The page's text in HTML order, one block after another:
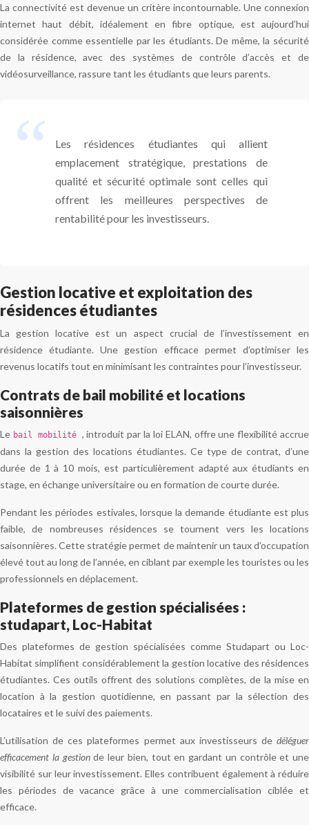
La connectivité est devenue un critère incontournable. Une connexion
internet haut débit, idéalement en fibre optique, est aujourd’hui
considérée comme essentielle par les étudiants. De même, la sécurité
de la résidence, avec des systèmes de contrôle d’accès et de
vidéosurveillance, rassure tant les étudiants que leurs parents.
Les résidences étudiantes qui allient
emplacement stratégique, prestations de
qualité et sécurité optimale sont celles qui
offrent les meilleures perspectives de
rentabilité pour les investisseurs.
Gestion locative et exploitation des
résidences étudiantes
La gestion locative est un aspect crucial de l’investissement en
résidence étudiante. Une gestion efficace permet d’optimiser les
revenus locatifs tout en minimisant les contraintes pour l’investisseur.
Contrats de bail mobilité et locations
saisonnières
Le bail mobilité , introduit par la loi ELAN, offre une flexibilité accrue
dans la gestion des locations étudiantes. Ce type de contrat, d’une
durée de 1 à 10 mois, est particulièrement adapté aux étudiants en
stage, en échange universitaire ou en formation de courte durée.
Pendant les périodes estivales, lorsque la demande étudiante est plus
faible, de nombreuses résidences se tournent vers les locations
saisonnières. Cette stratégie permet de maintenir un taux d’occupation
élevé tout au long de l’année, en ciblant par exemple les touristes ou les
professionnels en déplacement.
Plateformes de gestion spécialisées :
studapart, Loc-Habitat
Des plateformes de gestion spécialisées comme Studapart ou Loc-
Habitat simplifient considérablement la gestion locative des résidences
étudiantes. Ces outils offrent des solutions complètes, de la mise en
location à la gestion quotidienne, en passant par la sélection des
locataires et le suivi des paiements.
L’utilisation de ces plateformes permet aux investisseurs de déléguer
efficacement la gestionde leur bien, tout en gardant un contrôle et une
visibilité sur leur investissement. Elles contribuent également à réduire
les périodes de vacance grâce à une commercialisation ciblée et
efficace.